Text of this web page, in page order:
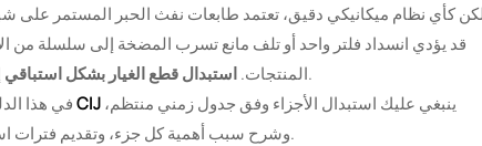
كأي نظام ميكانيكي دقيق، تعتمد طابعات نفث الحبر المستمر على
قد يؤدي انسداد فلتر واحد أو تلف مانع تسرب المضخة إلى سلسلة
المنتجات.استبدال قطع الغيار بشكل استباقي
إنها الاستراتيجية الأكثر فعالية لمنع هذه الإخفاقات قبل حدوثها.
في هذاقطع غيار طابعات نفث الحبر CIJ
وشرح سبب أهمية كل جزء، وتقديم فترات استبدال موصى بها بناءً على أفضل الممارسات في هذا المجال.